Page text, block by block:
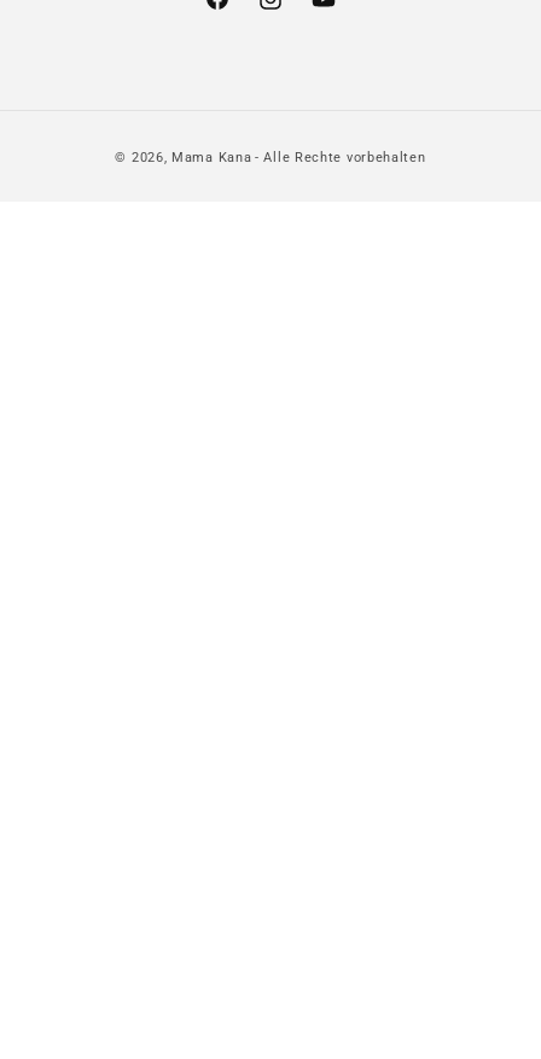
FacebookInstagramYouTube
© 2026, Mama Kana - Alle Rechte vorbehalten